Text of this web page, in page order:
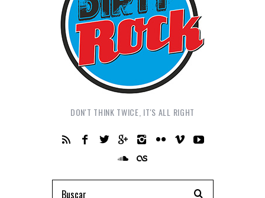
DON'T THINK TWICE, IT'S ALL RIGHT